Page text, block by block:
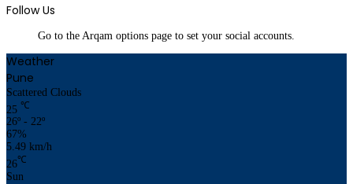
Follow Us
Go to the Arqam options page to set your social accounts.
Weather
Pune
Scattered Clouds
25 ℃
26º - 22º
67%
5.49 km/h
26℃
Sun